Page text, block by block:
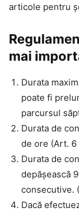
articole pentru
mai
Durata
poate fi
parcursul
Durata de
de ore (Art. 6
Durata de
depășească
consecutive.
Dacă